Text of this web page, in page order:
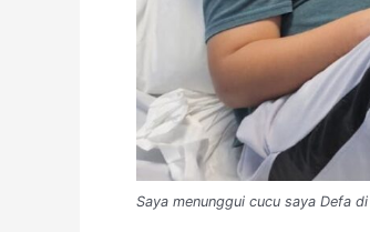
Saya menunggui cucu saya Defa